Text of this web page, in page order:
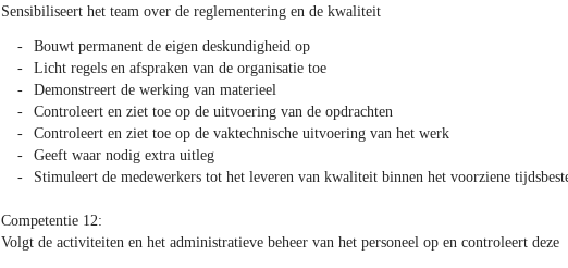
Sensibiliseert het team over de reglementering en de kwaliteit
Bouwt permanent de eigen deskundigheid op
Licht regels en afspraken van de organisatie toe
Demonstreert de werking van materieel
Controleert en ziet toe op de uitvoering van de opdrachten
Controleert en ziet toe op de vaktechnische uitvoering van het werk
Geeft waar nodig extra uitleg
Stimuleert de medewerkers tot het leveren van kwaliteit binnen het voorziene
Competentie 12:
Volgt de activiteiten en het administratieve beheer van het personeel op en controleert deze